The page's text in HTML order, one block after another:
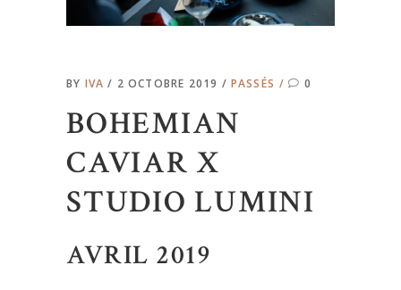
BY IVA 2 OCTOBRE 2019 PASSÉS 0
BOHEMIAN
CAVIAR X
STUDIO LUMINI
AVRIL 2019